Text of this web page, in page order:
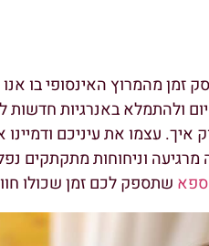
זמן מהמרוץ האינסופי בו
ולהתמלא באנרגיות
איך. עצמו את עיניכם
וניחוחות מתקתקים
ספא שתספק לכם זמן שכולו